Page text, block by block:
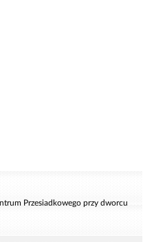
Przesiadkowego przy dworcu